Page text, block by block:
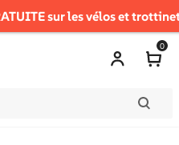
0
sur les vélos et